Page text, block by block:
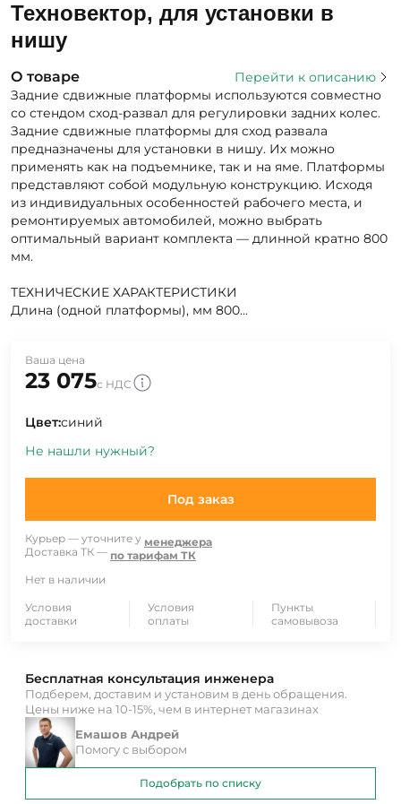
Техновектор, для установки в
нишу
О товаре
Перейти к описанию
Задние сдвижные платформы используются совместно
со стендом сход-развал для регулировки задних колес.
Задние сдвижные платформы для сход развала
предназначены для установки в нишу. Их можно
применять как на подъемнике, так и на яме. Платформы
представляют собой модульную конструкцию. Исходя
из индивидуальных особенностей рабочего места, и
ремонтируемых автомобилей, можно выбрать
оптимальный вариант комплекта — длинной кратно 800
мм.
ТЕХНИЧЕСКИЕ ХАРАКТЕРИСТИКИ
Длина (одной платформы), мм 800...
Ваша цена
23 075с НДС
Цвет:синий
Не нашли нужный?
Под заказ
Курьер — уточните у менеджера
Доставка ТК — по тарифам ТК
Нет в наличии
Условия
доставки
Условия
оплаты
Пункты
самовывоза
Бесплатная консультация инженера
Подберем, доставим и установим в день обращения.
Цены ниже на 10-15%, чем в интернет магазинах
Емашов Андрей
Помогу с выбором
Подобрать по списку